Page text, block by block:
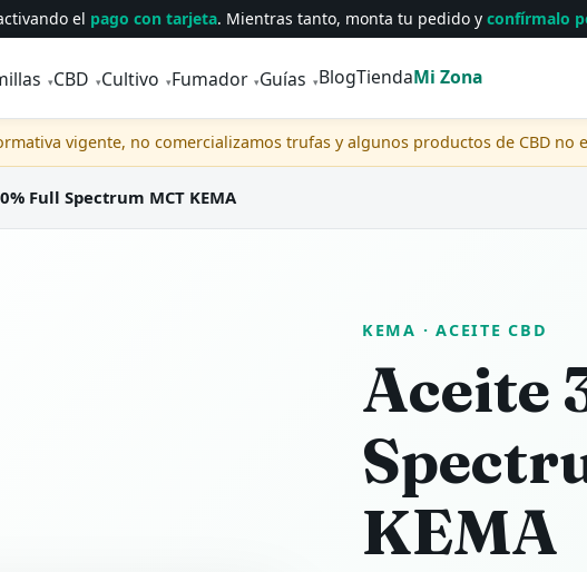
el pago con tarjeta. Mientras tanto, monta tu pedido y confírmalo
▾CBD ▾Cultivo ▾Fumador ▾Guías ▾BlogTiendaMi Zona
vigente, no comercializamos trufas y algunos productos de CBD no
Full Spectrum MCT KEMA
KEMA · ACEITE CBD
Aceite
KEMA